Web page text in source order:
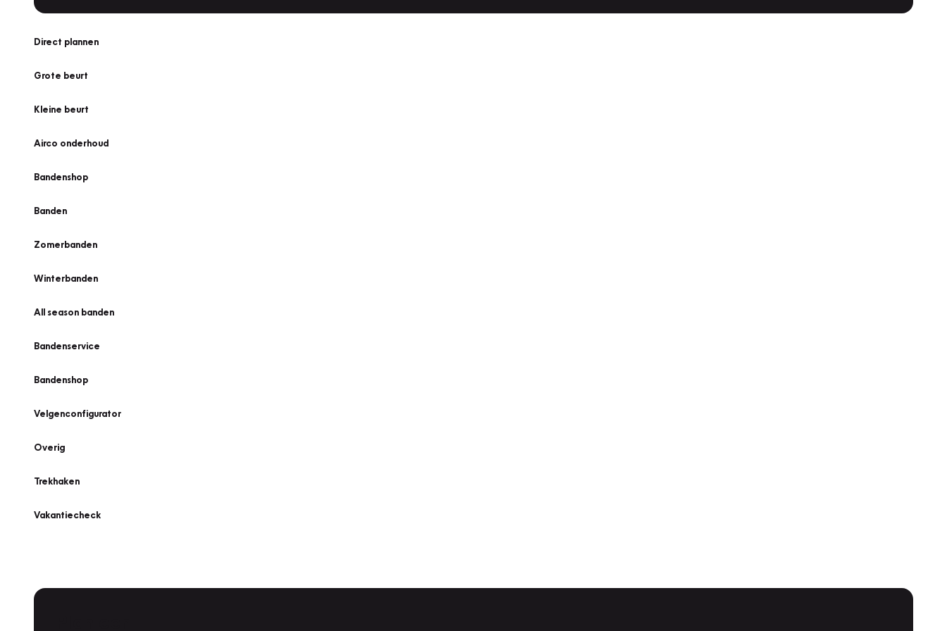
Direct plannen
Grote beurt
Kleine beurt
Airco onderhoud
Bandenshop
Banden
Zomerbanden
Winterbanden
All season banden
Bandenservice
Bandenshop
Velgenconfigurator
Overig
Trekhaken
Vakantiecheck